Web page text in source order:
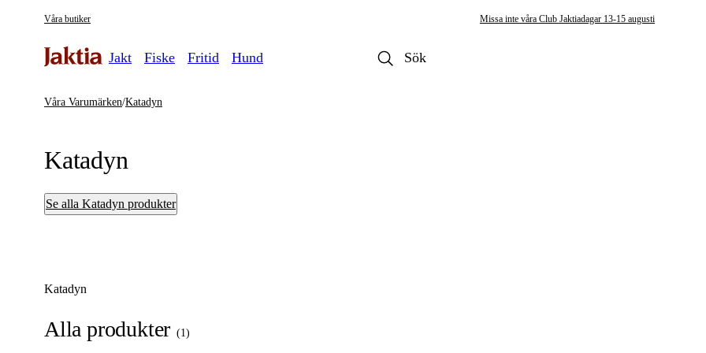
Våra butiker Missa inte våra Club Jaktiadagar 13-15 augusti
Jakt Fiske Fritid Hund
Våra Varumärken/Katadyn
Katadyn
Se alla Katadyn produkter
Katadyn
Alla produkter (1)